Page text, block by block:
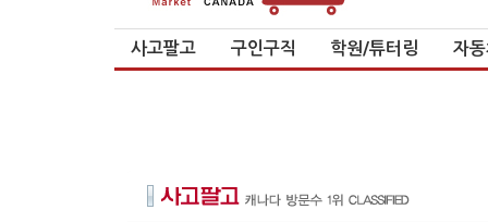
사고팔고 구인구직 학원/튜터링 자